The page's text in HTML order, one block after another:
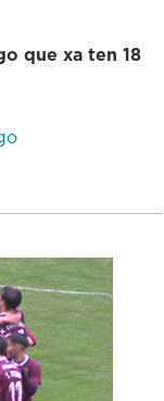
que xa ten 18